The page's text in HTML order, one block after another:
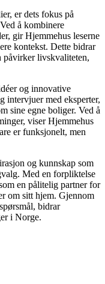
er dets fokus på
å kombinere
gir Hjemmehus leserne
kontekst. Dette bidrar
påvirker livskvaliteten,
og innovative
intervjuer med eksperter,
sine egne boliger. Ved å
viser Hjemmehus
er funksjonelt, men
og kunnskap som
Med en forpliktelse
en pålitelig partner for
om sitt hjem. Gjennom
bidrar
i Norge.